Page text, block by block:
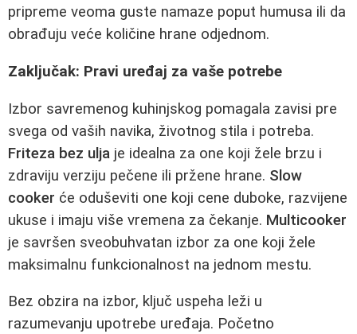
pripreme veoma guste namaze poput humusa ili da
obrađuju veće količine hrane odjednom.
Zaključak: Pravi uređaj za vaše potrebe
Izbor savremenog kuhinjskog pomagala zavisi pre
svega od vaših navika, životnog stila i potreba.
Friteza bez ulja je idealna za one koji žele brzu i
zdraviju verziju pečene ili pržene hrane. Slow
cooker će oduševiti one koji cene duboke, razvijene
ukuse i imaju više vremena za čekanje. Multicooker
je savršen sveobuhvatan izbor za one koji žele
maksimalnu funkcionalnost na jednom mestu.
Bez obzira na izbor, ključ uspeha leži u
razumevanju upotrebe uređaja. Početno